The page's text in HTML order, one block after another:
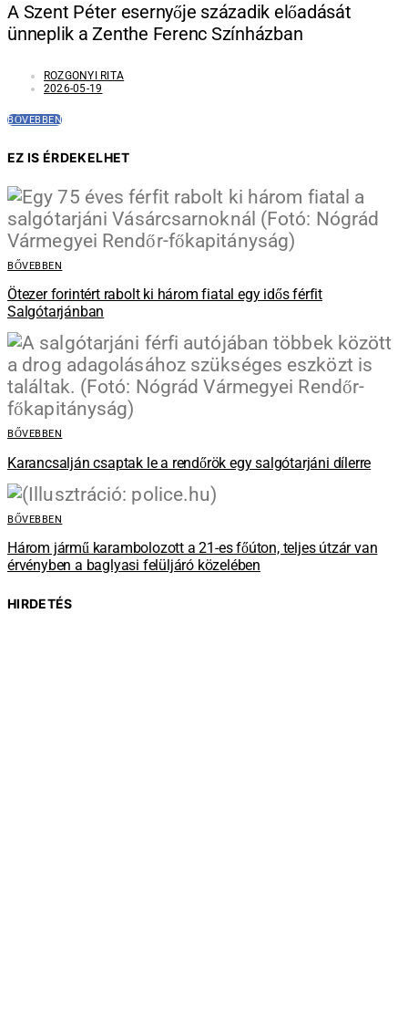
A Szent Péter esernyője századik előadását
ünneplik a Zenthe Ferenc Színházban
ROZGONYI RITA
2026-05-19
BŐVEBBEN
EZ IS ÉRDEKELHET
BŐVEBBEN
Ötezer forintért rabolt ki három fiatal egy idős férfit
Salgótarjánban
BŐVEBBEN
Karancsalján csaptak le a rendőrök egy salgótarjáni dílerre
BŐVEBBEN
Három jármű karambolozott a 21-es főúton, teljes útzár van
érvényben a baglyasi felüljáró közelében
HIRDETÉS